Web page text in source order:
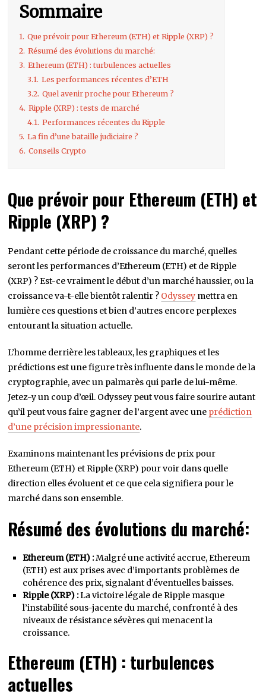
Sommaire
1. Que prévoir pour Ethereum (ETH) et Ripple (XRP) ?
2. Résumé des évolutions du marché:
3. Ethereum (ETH) : turbulences actuelles
3.1. Les performances récentes d’ETH
3.2. Quel avenir proche pour Ethereum ?
4. Ripple (XRP) : tests de marché
4.1. Performances récentes du Ripple
5. La fin d’une bataille judiciaire ?
6. Conseils Crypto
Que prévoir pour Ethereum (ETH) et
Ripple (XRP) ?
Pendant cette période de croissance du marché, quelles
seront les performances d’Ethereum (ETH) et de Ripple
(XRP) ? Est-ce vraiment le début d’un marché haussier, ou la
croissance va-t-elle bientôt ralentir ? Odyssey mettra en
lumière ces questions et bien d’autres encore perplexes
entourant la situation actuelle.
L’homme derrière les tableaux, les graphiques et les
prédictions est une figure très influente dans le monde de la
cryptographie, avec un palmarès qui parle de lui-même.
Jetez-y un coup d’œil. Odyssey peut vous faire sourire autant
qu’il peut vous faire gagner de l’argent avec une prédiction
d’une précision impressionante.
Examinons maintenant les prévisions de prix pour
Ethereum (ETH) et Ripple (XRP) pour voir dans quelle
direction elles évoluent et ce que cela signifiera pour le
marché dans son ensemble.
Résumé des évolutions du marché:
Ethereum (ETH) :Malgré une activité accrue, Ethereum
(ETH) est aux prises avec d’importants problèmes de
cohérence des prix, signalant d’éventuelles baisses.
Ripple (XRP) :La victoire légale de Ripple masque
l’instabilité sous-jacente du marché, confronté à des
niveaux de résistance sévères qui menacent la
croissance.
Ethereum (ETH) : turbulences
actuelles